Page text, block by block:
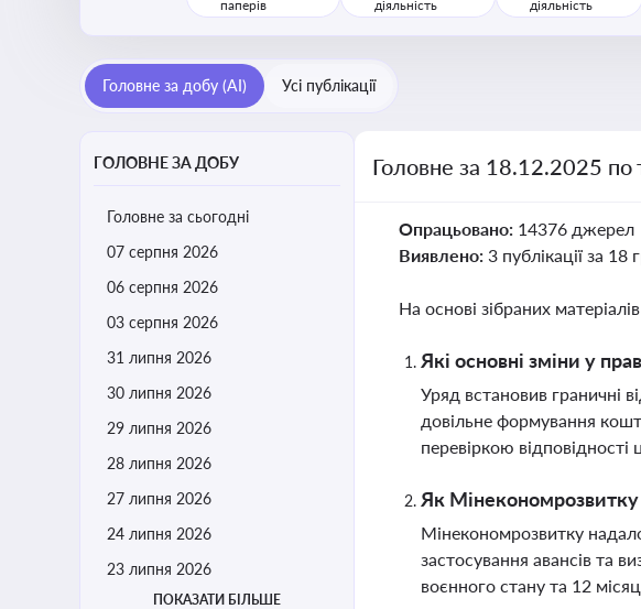
паперів
діяльність
діяльність
Головне за добу (AI) Усі публікації
ГОЛОВНЕ ЗА ДОБУ
Головне за сьогодні
07 серпня 2026
06 серпня 2026
03 серпня 2026
31 липня 2026
30 липня 2026
29 липня 2026
28 липня 2026
27 липня 2026
24 липня 2026
23 липня 2026
ПОКАЗАТИ БІЛЬШЕ
Головне за 18.12.2025 по
Опрацьовано: 14376 джерел
Виявлено: 3 публікації за 18
На основі зібраних
Які основні зміни у
Уряд встановив граничні
довільне формування
перевіркою
Як Мінекономрозвитку
Мінекономрозвитку
застосування авансів та
воєнного стану та 12